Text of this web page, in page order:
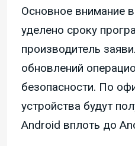
Основное внимание
уделено сроку
производитель
обновлений
безопасности. По
устройства будут
Android вплоть до